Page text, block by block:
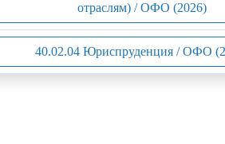
отраслям) / ОФО (2026)
40.02.04 Юриспруденция / ОФО